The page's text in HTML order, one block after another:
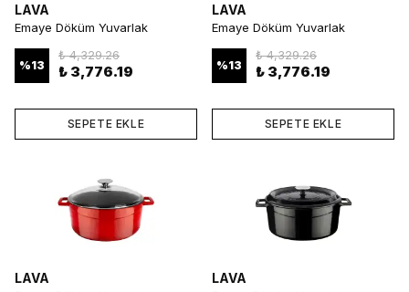
LAVA
Emaye Döküm Yuvarlak
%13
₺ 4,329.26
₺ 3,776.19
SEPETE EKLE
LAVA
Emaye Döküm Yuvarlak
%13
₺ 4,329.26
₺ 3,776.19
SEPETE EKLE
LAVA LAVA